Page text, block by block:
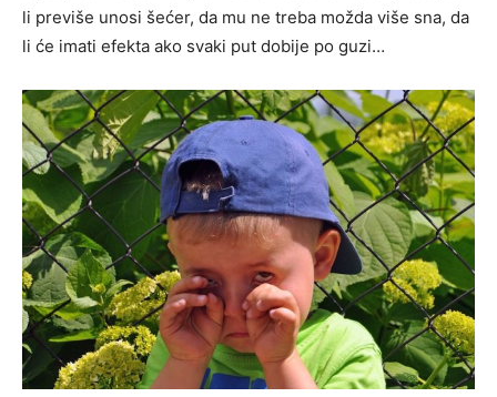
li previše unosi šećer, da mu ne treba možda više sna, da
li će imati efekta ako svaki put dobije po guzi…